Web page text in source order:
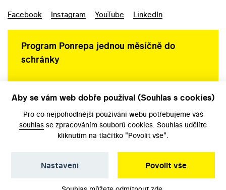
Facebook Instagram YouTube LinkedIn
Program Ponrepa jednou měsíčně do
schránky
Aby se vám web dobře používal (Souhlas s cookies)
Pro co nejpohodlnější používání webu potřebujeme váš
souhlas se zpracováním souborů cookies. Souhlas udělíte
kliknutím na tlačítko "Povolit vše".
Povolit vše
Nastavení